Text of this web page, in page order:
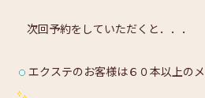
次回予約をしていただくと．．．
エクステのお客様は６０本以上の